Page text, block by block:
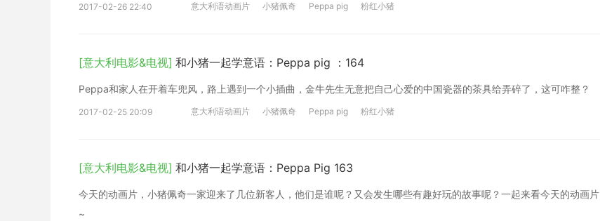
2017-02-26 22:40 意大利语动画片 小猪佩奇 Peppa pig 粉红小猪
[意大利电影&电视] 和小猪一起学意语：Peppa pig ：164
Peppa和家人在开着车兜风，路上遇到一个小插曲，金牛先生无意把自己心爱的中国瓷器的茶具给弄碎了，这可咋整？
2017-02-25 20:09 意大利语动画片 小猪佩奇 Peppa pig 粉红小猪
[意大利电影&电视] 和小猪一起学意语：Peppa Pig 163
今天的动画片，小猪佩奇一家迎来了几位新客人，他们是谁呢？又会发生哪些有趣好玩的故事呢？一起来看今天的动画片
~